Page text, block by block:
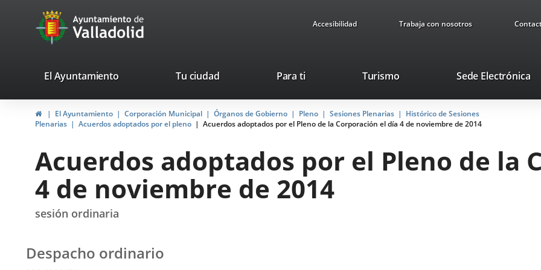
Portal
Web
Ayuntamiento
de
Valladolid
Accesibilidad Trabaja con nosotros
valladolid.es
El Ayuntamiento Tu ciudad Para ti TurismoThis
will
open
in
pop-
up
Sede Electrónica
HomeEl Ayuntamiento Corporación Municipal Órganos de Gobierno Pleno Sesiones Plenarias
Histórico de Sesiones
Plenarias
Acuerdos adoptados por el pleno Acuerdos adoptados por el Pleno de la Corporación el día 4 de noviembre de 2014
Acuerdos adoptados por el Pleno de la
4 de noviembre de 2014
sesión ordinaria
Despacho ordinario